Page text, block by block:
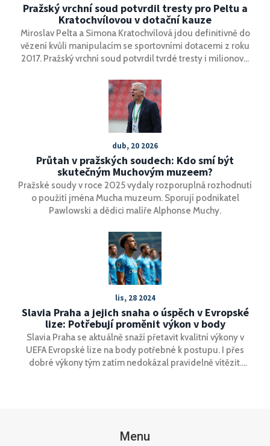
Pražský vrchní soud potvrdil tresty pro Peltu a
Kratochvílovou v dotační kauze
Miroslav Pelta a Simona Kratochvílová jdou definitivně do
vězení kvůli manipulacím se sportovními dotacemi z roku
2017. Pražský vrchní soud potvrdil tvrdé tresty i milionové
přiměřený.
dub, 20 2026
Průtah v pražských soudech: Kdo smí být
skutečným Muchovým muzeem?
Pražské soudy v roce 2025 vydaly rozporuplná rozhodnutí
o použití jména Mucha muzeum. Sporují podnikatel
Pawlowski a dědici malíře Alphonse Muchy.
lis, 28 2024
Slavia Praha a jejich snaha o úspěch v Evropské
lize: Potřebují proměnit výkon v body
Slavia Praha se aktuálně snaží přetavit kvalitní výkony v
UEFA Evropské lize na body potřebné k postupu. I přes
dobré výkony tým zatím nedokázal pravidelně vítězit.
Menu